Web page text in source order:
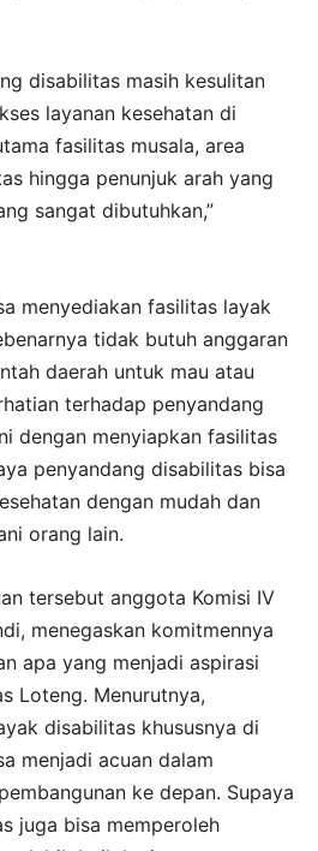
disabilitas masih kesulitan
layanan kesehatan di
fasilitas musala, area
hingga penunjuk arah yang
sangat dibutuhkan,”
menyediakan fasilitas layak
tidak butuh anggaran
daerah untuk mau atau
terhadap penyandang
dengan menyiapkan fasilitas
penyandang disabilitas bisa
dengan mudah dan
orang lain.
tersebut anggota Komisi IV
menegaskan komitmennya
apa yang menjadi aspirasi
Loteng. Menurutnya,
disabilitas khususnya di
menjadi acuan dalam
ke depan. Supaya
juga bisa memperoleh